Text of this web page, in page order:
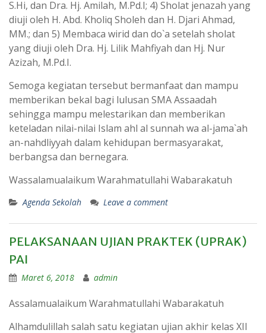
S.Hi, dan Dra. Hj. Amilah, M.Pd.I; 4) Sholat jenazah yang
diuji oleh H. Abd. Kholiq Sholeh dan H. Djari Ahmad,
MM.; dan 5) Membaca wirid dan do`a setelah sholat
yang diuji oleh Dra. Hj. Lilik Mahfiyah dan Hj. Nur
Azizah, M.Pd.I.
Semoga kegiatan tersebut bermanfaat dan mampu
memberikan bekal bagi lulusan SMA Assaadah
sehingga mampu melestarikan dan memberikan
keteladan nilai-nilai Islam ahl al sunnah wa al-jama`ah
an-nahdliyyah dalam kehidupan bermasyarakat,
berbangsa dan bernegara.
Wassalamualaikum Warahmatullahi Wabarakatuh
Agenda Sekolah Leave a comment
PELAKSANAAN UJIAN PRAKTEK (UPRAK)
PAI
Maret 6, 2018 admin
Assalamualaikum Warahmatullahi Wabarakatuh
Alhamdulillah salah satu kegiatan ujian akhir kelas XII